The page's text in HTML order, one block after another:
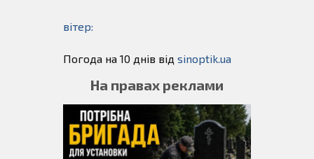
вітер:
Погода на 10 днів від sinoptik.ua
На правах реклами